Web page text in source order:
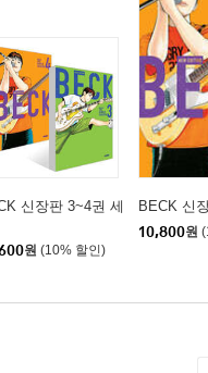
신장판 3~4권 세
원 (10% 할인)
BECK 신
10,800원